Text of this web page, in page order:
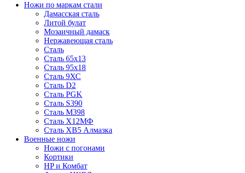
Ножи по маркам стали
Дамасская сталь
Литой булат
Мозаичный дамаск
Нержавеющая сталь
Сталь
Сталь 65х13
Сталь 95х18
Сталь 9ХС
Сталь D2
Сталь PGK
Сталь S390
Сталь M398
Сталь Х12МФ
Сталь ХВ5 Алмазка
Военные ножи
Ножи с погонами
Кортики
HP и Комбат